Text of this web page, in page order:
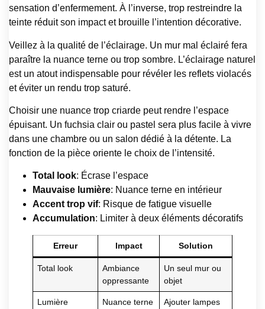
sensation d’enfermement. À l’inverse, trop restreindre la
teinte réduit son impact et brouille l’intention décorative.
Veillez à la qualité de l’éclairage. Un mur mal éclairé fera
paraître la nuance terne ou trop sombre. L’éclairage naturel
est un atout indispensable pour révéler les reflets violacés
et éviter un rendu trop saturé.
Choisir une nuance trop criarde peut rendre l’espace
épuisant. Un fuchsia clair ou pastel sera plus facile à vivre
dans une chambre ou un salon dédié à la détente. La
fonction de la pièce oriente le choix de l’intensité.
Total look: Écrase l’espace
Mauvaise lumière: Nuance terne en intérieur
Accent trop vif: Risque de fatigue visuelle
Accumulation: Limiter à deux éléments décoratifs
Erreur Impact Solution
Total look
Ambiance
oppressante
Un seul mur ou
objet
Lumière
Nuance terne
Ajouter lampes